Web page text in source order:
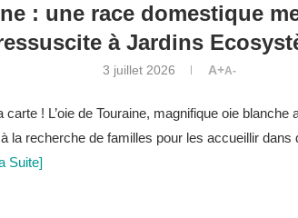
: une race domestique
à Jardins
3 juillet 2026 A+A-
carte ! L’oie de Touraine, magnifique oie
la recherche de familles pour les accueillir
Suite]